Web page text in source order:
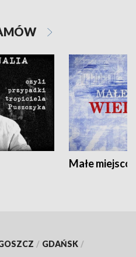
Małe
/ GDAŃSK /